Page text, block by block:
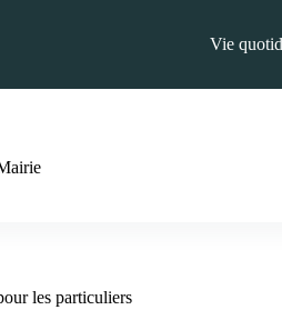
Vie
les particuliers